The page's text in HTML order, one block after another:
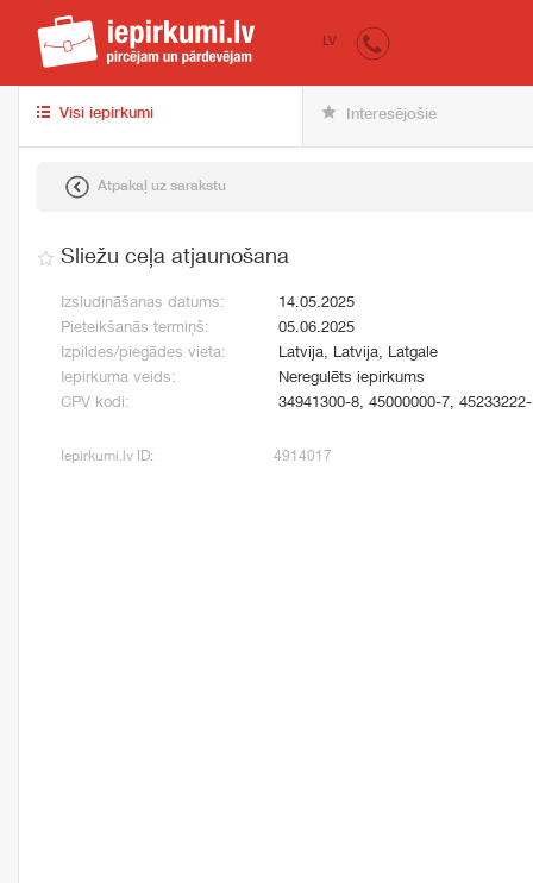
iepirkumi.lv
LV
Visi iepirkumi Interesējošie
Atpakaļ uz sarakstu
Sliežu ceļa atjaunošana
Izsludināšanas datums:
14.05.2025
Pieteikšanās termiņš:
05.06.2025
Izpildes/piegādes vieta:
Latvija, Latvija, Latgale
Iepirkuma veids:
Neregulēts iepirkums
CPV kodi:
34941300-8, 45000000-7,
Iepirkumi.lv ID: 4914017